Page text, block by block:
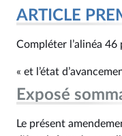
ARTICLE
Compléter l’alinéa 46
« et l’état
Exposé
Le présent